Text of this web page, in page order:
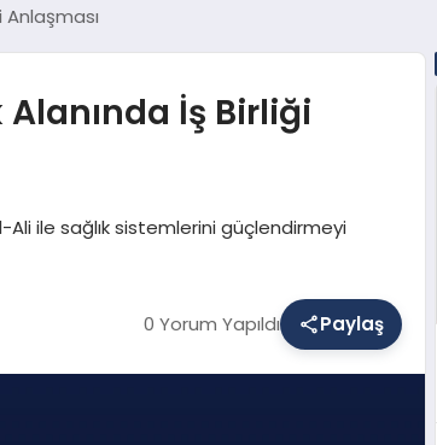
Anlaşması
Alanında İş Birliği
Ali ile sağlık sistemlerini güçlendirmeyi
0 Yorum Yapıldı Paylaş